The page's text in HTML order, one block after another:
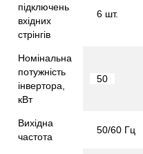
підключень
вхідних
стрінгів
6 шт.
Номінальна
потужність
інвертора,
кВт
50
Вихідна
частота
50/60 Гц